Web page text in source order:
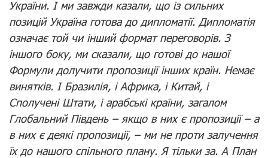
України. І ми завжди казали, що із сильних
позицій Україна готова до дипломатії. Дипломатія
означає той чи інший формат переговорів. З
іншого боку, ми сказали, що готові до нашої
Формули долучити пропозиції інших країн. Немає
винятків. І Бразилія, і Африка, і Китай, і
Сполучені Штати, і арабські країни, загалом
Глобальний Південь – якщо в них є пропозиції – а
в них є деякі пропозиції, – ми не проти залучення
їх до нашого спільного плану. Я тільки за. А План